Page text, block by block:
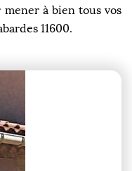
mener à bien tous vos
11600.